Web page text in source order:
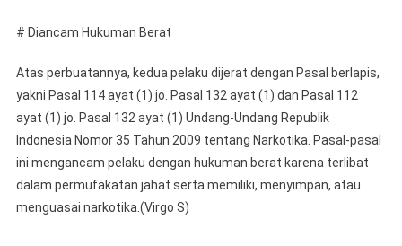
# Diancam Hukuman Berat
Atas perbuatannya, kedua pelaku dijerat dengan Pasal berlapis,
yakni Pasal 114 ayat (1) jo. Pasal 132 ayat (1) dan Pasal 112
ayat (1) jo. Pasal 132 ayat (1) Undang-Undang Republik
Indonesia Nomor 35 Tahun 2009 tentang Narkotika. Pasal-pasal
ini mengancam pelaku dengan hukuman berat karena terlibat
dalam permufakatan jahat serta memiliki, menyimpan, atau
menguasai narkotika.(Virgo S)